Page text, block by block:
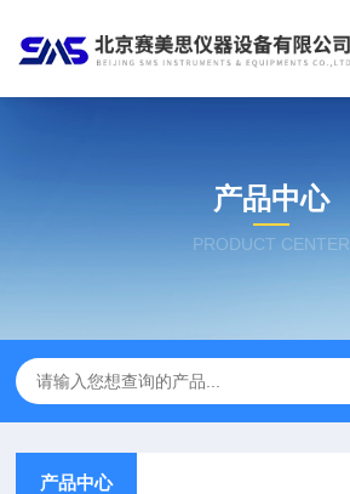
产品中心
PRODUCT CENTER
产品中心